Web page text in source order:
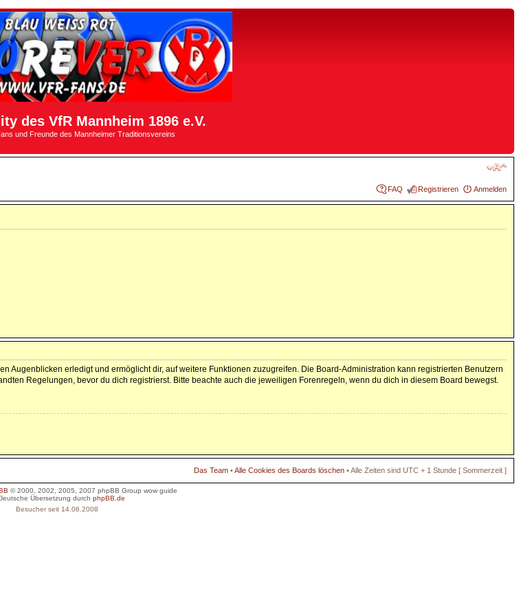
des VfR Mannheim 1896 e.V.
und Freunde des Mannheimer Traditionsvereins
FAQ Registrieren Anmelden
Augenblicken erledigt und ermöglicht dir, auf weitere Funktionen zuzugreifen. Die Board-Administration kann registrierten Benutzern
Regelungen, bevor du dich registrierst. Bitte beachte auch die jeweiligen Forenregeln, wenn du dich in diesem Board bewegst.
Das Team •Alle Cookies des Boards löschen • Alle Zeiten sind UTC + 1 Stunde [ Sommerzeit ]
© 2000, 2002, 2005, 2007 phpBB Group wow guide
Übersetzung durchphpBB.de
Besucher seit 14.06.2008